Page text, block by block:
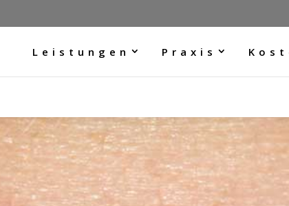
Leistungen Praxis